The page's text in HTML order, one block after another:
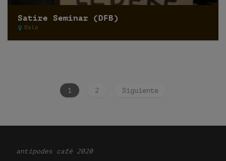
Satire Seminar (DFB)
Oslo
1 2 Siguiente
antipodes café 2020